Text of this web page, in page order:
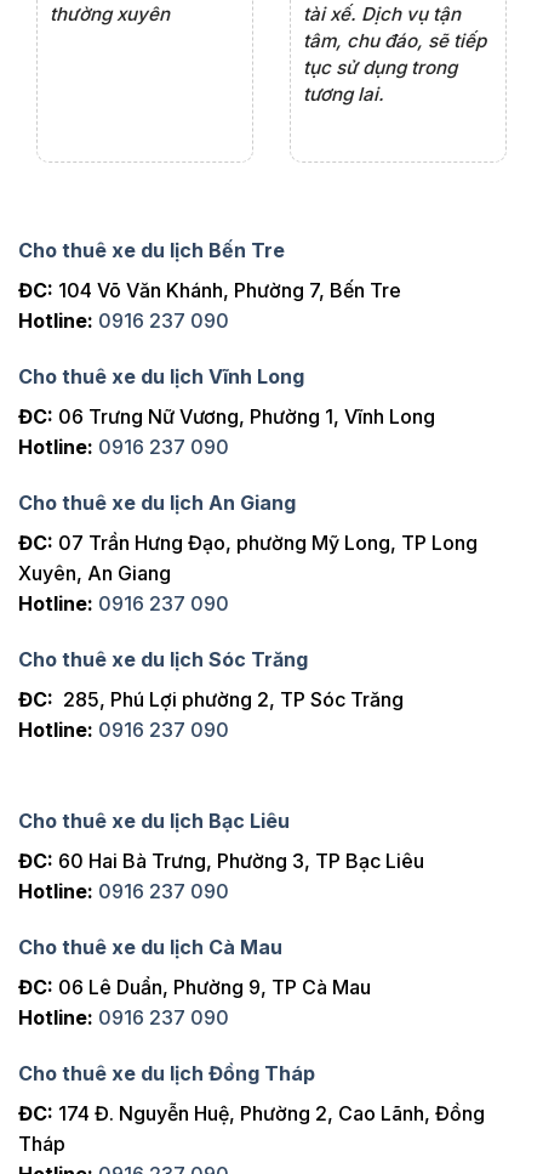
thường xuyên
tài xế. Dịch vụ tận
tâm, chu đáo, sẽ tiếp
tục sử dụng trong
tương lai.
Cho thuê xe du lịch Bến Tre
ĐC: 104 Võ Văn Khánh, Phường 7, Bến Tre
Hotline: 0916 237 090
Cho thuê xe du lịch Vĩnh Long
ĐC: 06 Trưng Nữ Vương, Phường 1, Vĩnh Long
Hotline: 0916 237 090
Cho thuê xe du lịch An Giang
ĐC: 07 Trần Hưng Đạo, phường Mỹ Long, TP Long
Xuyên, An Giang
Hotline: 0916 237 090
Cho thuê xe du lịch Sóc Trăng
ĐC: 285, Phú Lợi phường 2, TP Sóc Trăng
Hotline: 0916 237 090
Cho thuê xe du lịch Bạc Liêu
ĐC: 60 Hai Bà Trưng, Phường 3, TP Bạc Liêu
Hotline: 0916 237 090
Cho thuê xe du lịch Cà Mau
ĐC: 06 Lê Duẩn, Phường 9, TP Cà Mau
Hotline: 0916 237 090
Cho thuê xe du lịch Đồng Tháp
ĐC: 174 Đ. Nguyễn Huệ, Phường 2, Cao Lãnh, Đồng
Tháp